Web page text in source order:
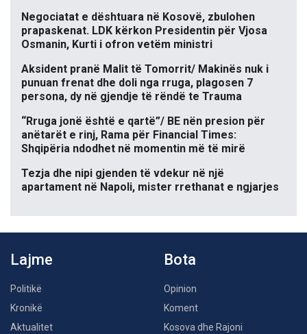
Negociatat e dështuara në Kosovë, zbulohen
prapaskenat. LDK kërkon Presidentin për Vjosa
Osmanin, Kurti i ofron vetëm ministri
Aksident pranë Malit të Tomorrit/ Makinës nuk i
punuan frenat dhe doli nga rruga, plagosen 7
persona, dy në gjendje të rëndë te Trauma
“Rruga jonë është e qartë”/ BE nën presion për
anëtarët e rinj, Rama për Financial Times:
Shqipëria ndodhet në momentin më të mirë
Tezja dhe nipi gjenden të vdekur në një
apartament në Napoli, mister rrethanat e ngjarjes
Lajme
Politikë
Kronikë
Aktualitet
Bota
Opinion
Koment
Kosova dhe Rajoni